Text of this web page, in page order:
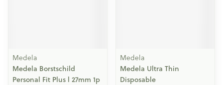
Medela
Medela Borstschild
Personal Fit Plus l 27mm 1p
Medela
Medela Ultra Thin
Disposable